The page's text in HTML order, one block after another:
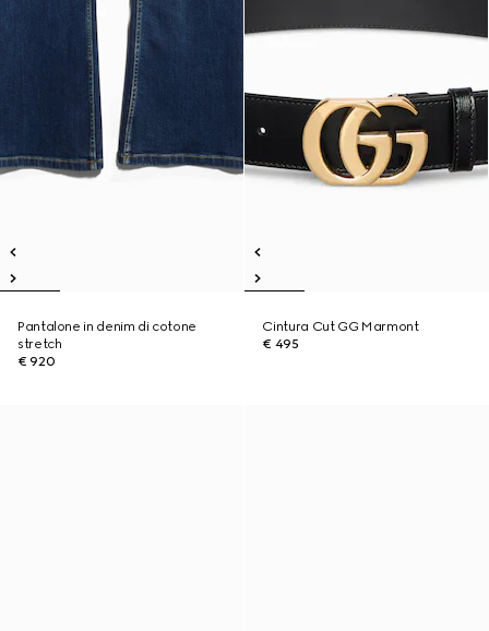
Pantalone in denim di cotone
stretch
€ 920
Cintura Cut GG Marmont
€ 495